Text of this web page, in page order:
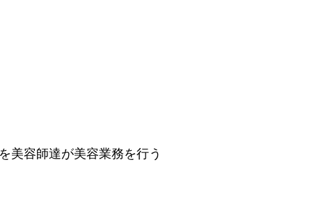
美容師達が美容業務を行う